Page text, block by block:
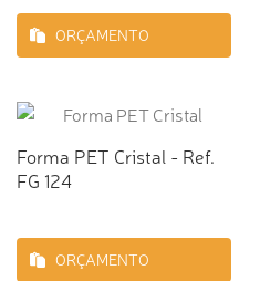
ORÇAMENTO
Forma PET Cristal - Ref.
FG 124
ORÇAMENTO